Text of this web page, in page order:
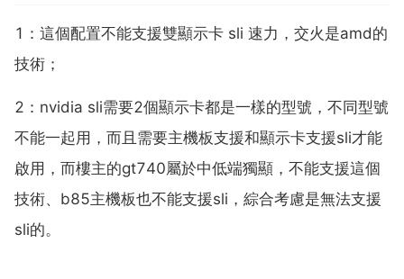
1：這個配置不能支援雙顯示卡 sli 速力，交火是amd的
技術；
2：nvidia sli需要2個顯示卡都是一樣的型號，不同型號
不能一起用，而且需要主機板支援和顯示卡支援sli才能
啟用，而樓主的gt740屬於中低端獨顯，不能支援這個
技術、b85主機板也不能支援sli，綜合考慮是無法支援
sli的。